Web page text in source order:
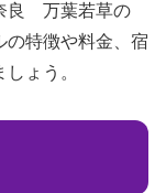
良 万葉若草の
特徴や料金、宿
ょう。